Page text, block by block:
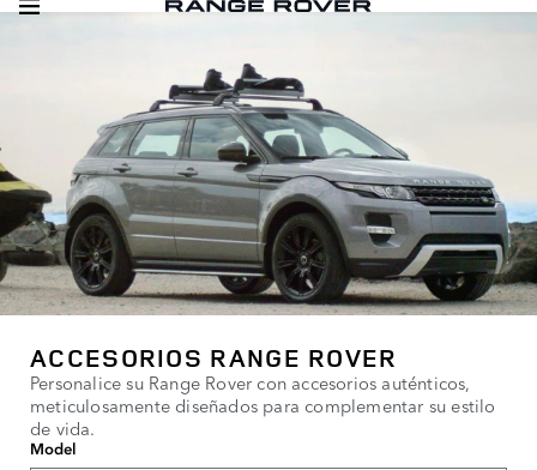
ACCESORIOS RANGE ROVER
Personalice su Range Rover con accesorios auténticos,
meticulosamente diseñados para complementar su estilo
de vida.
Model